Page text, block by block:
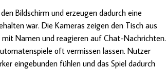
Bildschirm und erzeugen dadurch eine
war. Die Kameras zeigen den Tisch aus
Namen und reagieren auf Chat-Nachrichten.
oft vermissen lassen. Nutzer
eingebunden fühlen und das Spiel dadurch